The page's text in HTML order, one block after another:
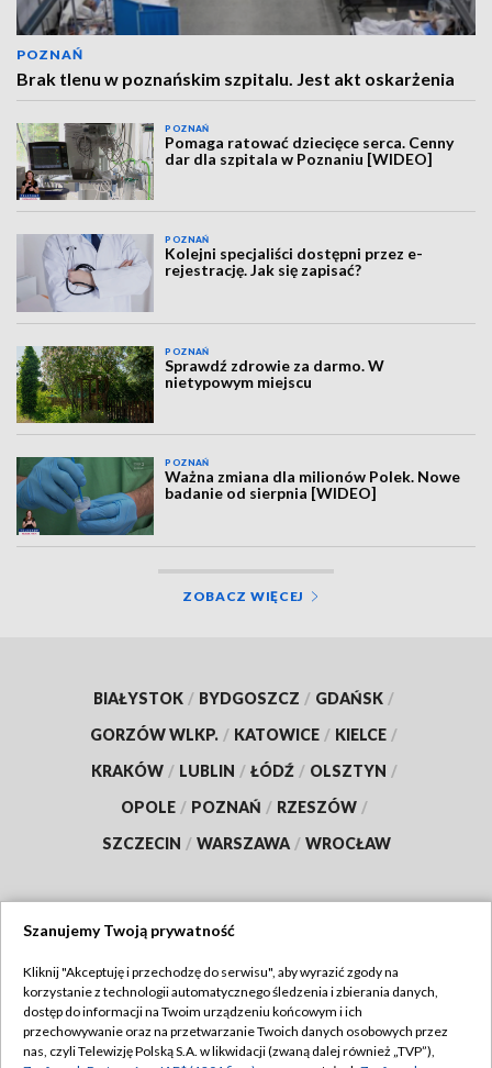
POZNAŃ
Brak tlenu w poznańskim szpitalu. Jest akt oskarżenia
POZNAŃ
Pomaga ratować dziecięce serca. Cenny
dar dla szpitala w Poznaniu [WIDEO]
POZNAŃ
Kolejni specjaliści dostępni przez e-
rejestrację. Jak się zapisać?
POZNAŃ
Sprawdź zdrowie za darmo. W
nietypowym miejscu
POZNAŃ
Ważna zmiana dla milionów Polek. Nowe
badanie od sierpnia [WIDEO]
ZOBACZ WIĘCEJ
BIAŁYSTOK / BYDGOSZCZ / GDAŃSK /
GORZÓW WLKP. / KATOWICE / KIELCE /
KRAKÓW / LUBLIN / ŁÓDŹ / OLSZTYN /
OPOLE / POZNAŃ / RZESZÓW /
SZCZECIN / WARSZAWA / WROCŁAW
TVP
Abonament TVP
Regulamin TVP
Szanujemy Twoją prywatność
Kliknij "Akceptuję i przechodzę do serwisu", aby wyrazić zgody na
korzystanie z technologii automatycznego śledzenia i zbierania danych,
dostęp do informacji na Twoim urządzeniu końcowym i ich
przechowywanie oraz na przetwarzanie Twoich danych osobowych przez
nas, czyli Telewizję Polską S.A. w likwidacji (zwaną dalej również „TVP”),